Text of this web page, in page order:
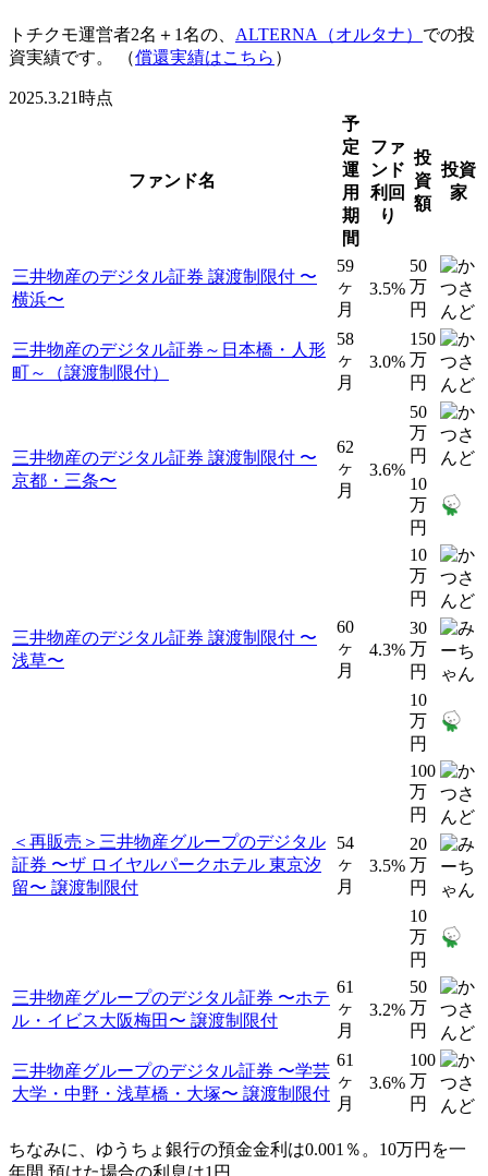
トチクモ運営者2名＋1名の、 ALTERNA（オルタナ） での投
資実績です。 （償還実績はこちら ）
2025.3.21時点
ファンド名
予
定
運
用
期
間
ファ
ンド
利回
り
投
資
額
投資
家
三井物産のデジタル証券 譲渡制限付 〜
横浜〜
59
ヶ
月
3.5%
50
万
円
三井物産のデジタル証券～日本橋・人形
町～（譲渡制限付）
58
ヶ
月
3.0%
150
万
円
三井物産のデジタル証券 譲渡制限付 〜
京都・三条〜
62
ヶ
月
3.6%
50
万
円
10
万
円
三井物産のデジタル証券 譲渡制限付 〜
浅草〜
60
ヶ
月
4.3%
10
万
円
30
万
円
10
万
円
＜再販売＞三井物産グループのデジタル
証券 〜ザ ロイヤルパークホテル 東京汐
留〜 譲渡制限付
54
ヶ
月
3.5%
100
万
円
20
万
円
10
万
円
三井物産グループのデジタル証券 〜ホテ
ル・イビス大阪梅田〜 譲渡制限付
61
ヶ
月
3.2%
50
万
円
三井物産グループのデジタル証券 〜学芸
大学・中野・浅草橋・大塚〜 譲渡制限付
61
ヶ
月
3.6%
100
万
円
ちなみに、ゆうちょ銀行の預金金利は0.001％。10万円を一
年間 預けた場合の利息は1円